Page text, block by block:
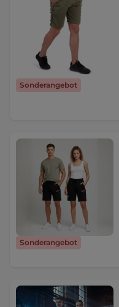
Sonderangebot
Sonderangebot